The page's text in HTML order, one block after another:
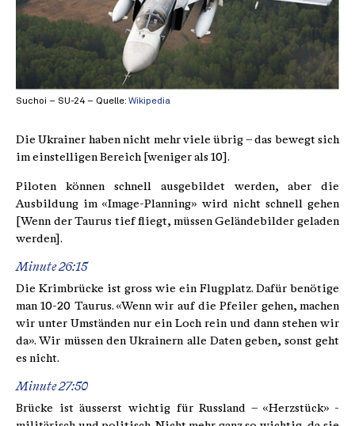
Suchoi – SU-24 – Quelle: Wikipedia
Die Ukrainer haben nicht mehr viele übrig – das bewegt sich
im einstelligen Bereich [weniger als 10].
Piloten können schnell ausgebildet werden, aber die
Ausbildung im «Image-Planning» wird nicht schnell gehen
[Wenn der Taurus tief fliegt, müssen Geländebilder geladen
werden].
Minute 26:15
Die Krimbrücke ist gross wie ein Flugplatz. Dafür benötige
man 10-20 Taurus. «Wenn wir auf die Pfeiler gehen, machen
wir unter Umständen nur ein Loch rein und dann stehen wir
da». Wir müssen den Ukrainern alle Daten geben, sonst geht
es nicht.
Minute 27:50
Brücke ist äusserst wichtig für Russland – «Herzstück» -